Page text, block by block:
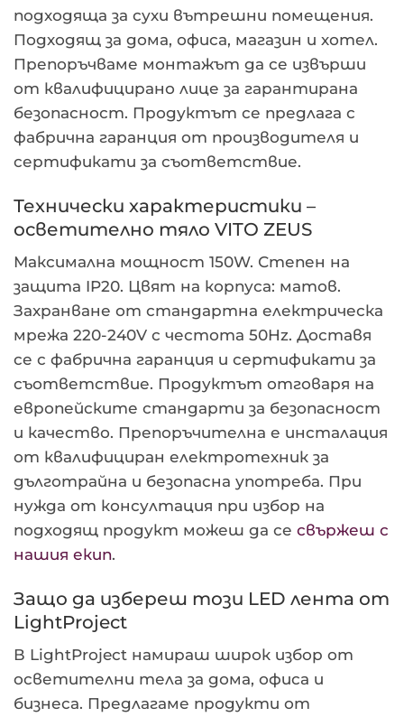
подходяща за сухи вътрешни помещения.
Подходящ за дома, офиса, магазин и хотел.
Препоръчваме монтажът да се извърши
от квалифицирано лице за гарантирана
безопасност. Продуктът се предлага с
фабрична гаранция от производителя и
сертификати за съответствие.
Технически характеристики –
осветително тяло VITO ZEUS
Максимална мощност 150W. Степен на
защита IP20. Цвят на корпуса: матов.
Захранване от стандартна електрическа
мрежа 220-240V с честота 50Hz. Доставя
се с фабрична гаранция и сертификати за
съответствие. Продуктът отговаря на
европейските стандарти за безопасност
и качество. Препоръчителна е инсталация
от квалифициран електротехник за
дълготрайна и безопасна употреба. При
нужда от консултация при избор на
подходящ продукт можеш да се свържеш с
нашия екип.
Защо да избереш този LED лента от
LightProject
В LightProject намираш широк избор от
осветителни тела за дома, офиса и
бизнеса. Предлагаме продукти от